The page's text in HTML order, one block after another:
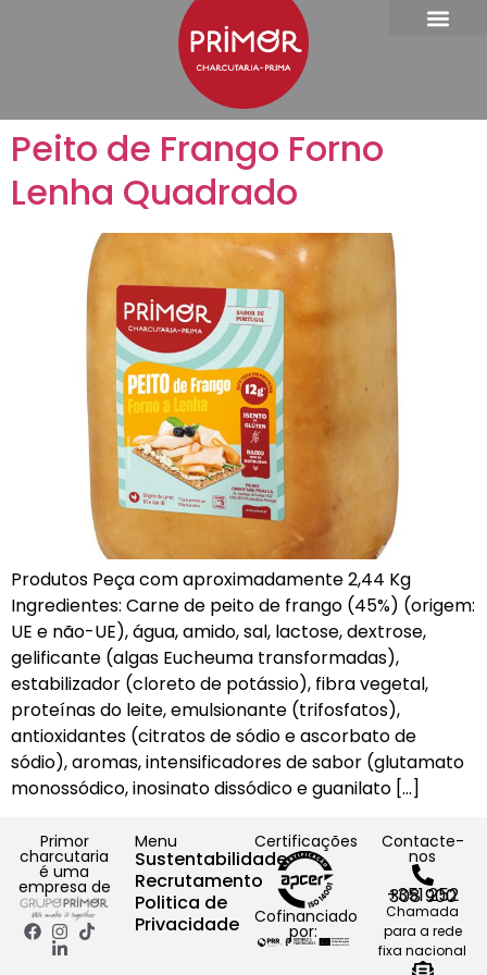
Peito de Frango Forno
Lenha Quadrado
Produtos Peça com aproximadamente 2,44 Kg
Ingredientes: Carne de peito de frango (45%) (origem:
UE e não-UE), água, amido, sal, lactose, dextrose,
gelificante (algas Eucheuma transformadas),
estabilizador (cloreto de potássio), fibra vegetal,
proteínas do leite, emulsionante (trifosfatos),
antioxidantes (citratos de sódio e ascorbato de
sódio), aromas, intensificadores de sabor (glutamato
monossódico, inosinato dissódico e guanilato […]
Primor
charcutaria
é uma
empresa de
Menu
Sustentabilidade
Recrutamento
Politica de
Privacidade
Certificações
Cofinanciado
por:
Contacte-
nos
+351 252 308 900
Chamada
para a rede
fixa nacional